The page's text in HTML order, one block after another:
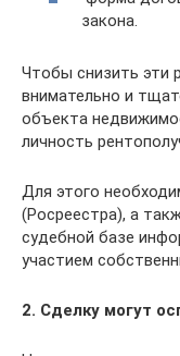
закона.
Чтобы снизить эти
внимательно и
объекта
личность
Для этого
(Росреестра), а
судебной базе
участием
2. Сделку могут